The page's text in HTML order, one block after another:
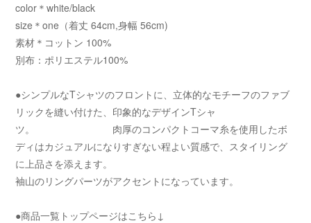
color＊white/black
size＊one（着丈 64cm,身幅 56cm)
素材＊コットン 100%
別布：ポリエステル100%
●シンプルなTシャツのフロントに、立体的なモチーフのファブ
リックを縫い付けた、印象的なデザインTシャ
ツ。 肉厚のコンパクトコーマ糸を使用したボ
ディはカジュアルになりすぎない程よい質感で、スタイリング
に上品さを添えます。
袖山のリングパーツがアクセントになっています。
●商品一覧トップページはこちら↓